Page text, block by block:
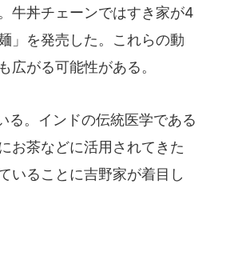
牛丼チェーンではすき家が4
」を発売した。これらの動
広がる可能性がある。
る。インドの伝統医学である
お茶などに活用されてきた
いることに吉野家が着目し